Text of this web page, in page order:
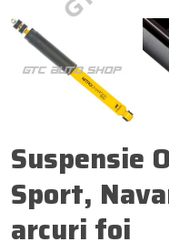
Suspensie
Sport,
arcuri foi